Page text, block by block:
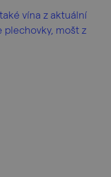
vína z aktuální
plechovky, mošt z